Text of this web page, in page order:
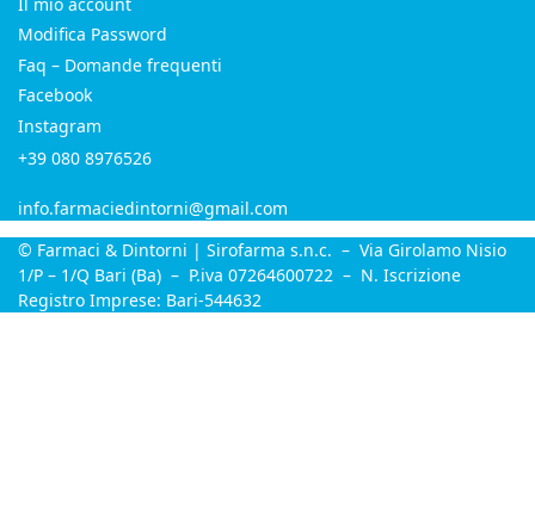
Modifica Password
Faq – Domande frequenti
Facebook
Instagram
+39 080 8976526
info.farmaciedintorni@gmail.com
© Farmaci & Dintorni | Sirofarma s.n.c. – Via Girolamo Nisio
1/P – 1/Q Bari (Ba) – P.iva 07264600722 – N. Iscrizione
Registro Imprese: Bari-544632